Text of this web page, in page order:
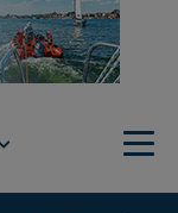
Giżycko